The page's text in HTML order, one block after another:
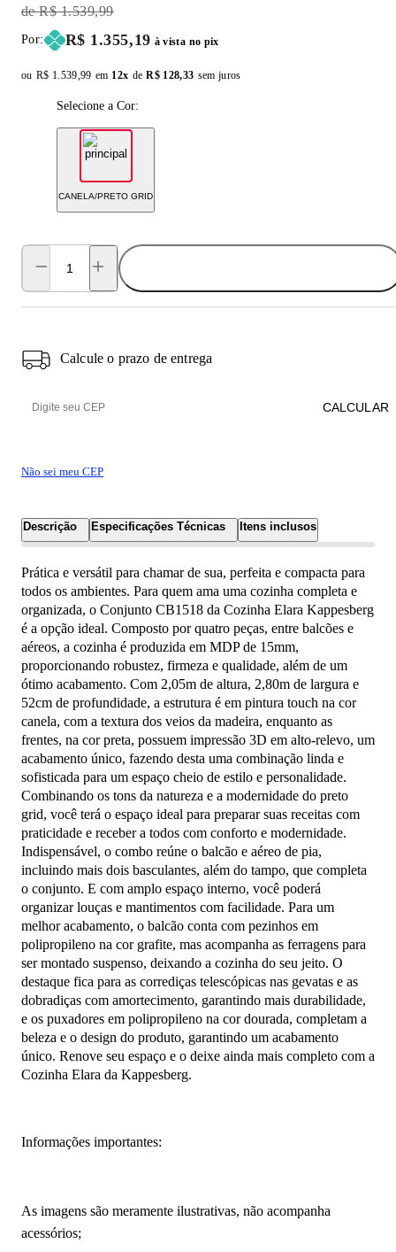
Original Price:
R$ 1.539,99
Por: Price:
R$ 1.355,19 à vista no pix
ou Original price:
R$ 1.539,99 em 12x de Installment price:
R$ 128,33 sem juros
Selecione a Cor:
CANELA/PRETO GRID
Calcule o prazo de entrega
Não sei meu CEP
CALCULAR
Descrição Especificações Técnicas Itens inclusos
Prática e versátil para chamar de sua, perfeita e compacta para
todos os ambientes. Para quem ama uma cozinha completa e
organizada, o Conjunto CB1518 da Cozinha Elara Kappesberg
é a opção ideal. Composto por quatro peças, entre balcões e
aéreos, a cozinha é produzida em MDP de 15mm,
proporcionando robustez, firmeza e qualidade, além de um
ótimo acabamento. Com 2,05m de altura, 2,80m de largura e
52cm de profundidade, a estrutura é em pintura touch na cor
canela, com a textura dos veios da madeira, enquanto as
frentes, na cor preta, possuem impressão 3D em alto-relevo, um
acabamento único, fazendo desta uma combinação linda e
sofisticada para um espaço cheio de estilo e personalidade.
Combinando os tons da natureza e a modernidade do preto
grid, você terá o espaço ideal para preparar suas receitas com
praticidade e receber a todos com conforto e modernidade.
Indispensável, o combo reúne o balcão e aéreo de pia,
incluindo mais dois basculantes, além do tampo, que completa
o conjunto. E com amplo espaço interno, você poderá
organizar louças e mantimentos com facilidade. Para um
melhor acabamento, o balcão conta com pezinhos em
polipropileno na cor grafite, mas acompanha as ferragens para
ser montado suspenso, deixando a cozinha do seu jeito. O
destaque fica para as corrediças telescópicas nas gevatas e as
dobradiças com amortecimento, garantindo mais durabilidade,
e os puxadores em polipropileno na cor dourada, completam a
beleza e o design do produto, garantindo um acabamento
único. Renove seu espaço e o deixe ainda mais completo com a
Cozinha Elara da Kappesberg.
Informações importantes:
As imagens são meramente ilustrativas, não acompanha
acessórios;